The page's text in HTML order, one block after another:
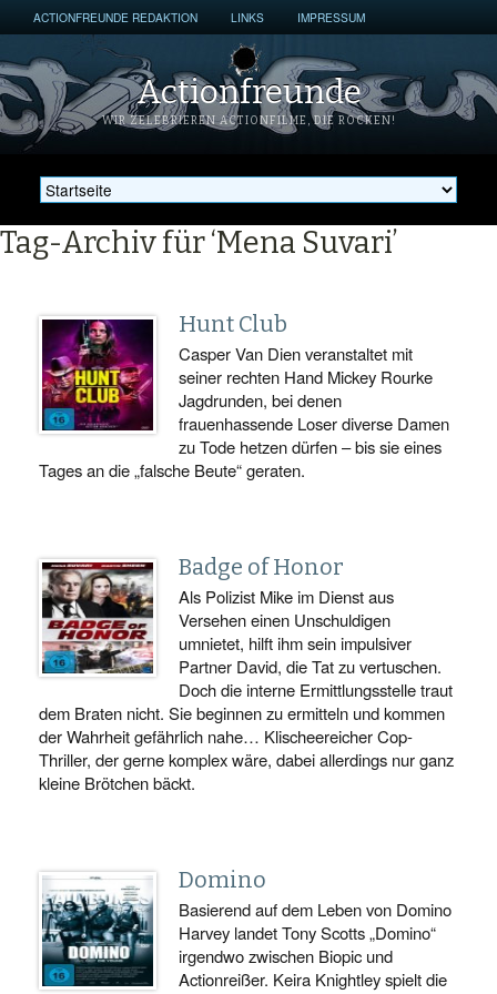
ACTIONFREUNDE REDAKTION LINKS IMPRESSUM
Actionfreunde
WIR ZELEBRIEREN ACTIONFILME, DIE ROCKEN!
Tag-Archiv für ‘Mena Suvari’
Hunt Club
Casper Van Dien veranstaltet mit
seiner rechten Hand Mickey Rourke
Jagdrunden, bei denen
frauenhassende Loser diverse Damen
zu Tode hetzen dürfen – bis sie eines
Tages an die „falsche Beute“ geraten.
Badge of Honor
Als Polizist Mike im Dienst aus
Versehen einen Unschuldigen
umnietet, hilft ihm sein impulsiver
Partner David, die Tat zu vertuschen.
Doch die interne Ermittlungsstelle traut
dem Braten nicht. Sie beginnen zu ermitteln und kommen
der Wahrheit gefährlich nahe… Klischeereicher Cop-
Thriller, der gerne komplex wäre, dabei allerdings nur ganz
kleine Brötchen bäckt.
Domino
Basierend auf dem Leben von Domino
Harvey landet Tony Scotts „Domino“
irgendwo zwischen Biopic und
Actionreißer. Keira Knightley spielt die